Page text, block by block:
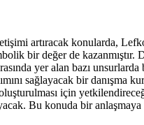
artıracak konularda,
bir değer de kazanmıştır.
yer alan bazı
sağlayacak bir danışma
için
Bu konuda bir anlaşmaya